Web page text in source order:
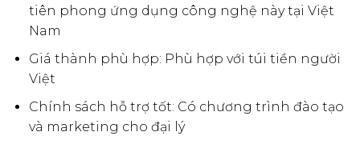
tiên phong ứng dụng công nghệ này tại Việt
Nam
Giá thành phù hợp: Phù hợp với túi tiền người
Việt
Chính sách hỗ trợ tốt: Có chương trình đào tạo
và marketing cho đại lý